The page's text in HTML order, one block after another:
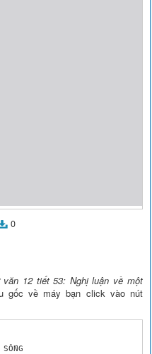
0
văn 12 tiết 53: Nghị luận về một
gốc về máy bạn click vào nút